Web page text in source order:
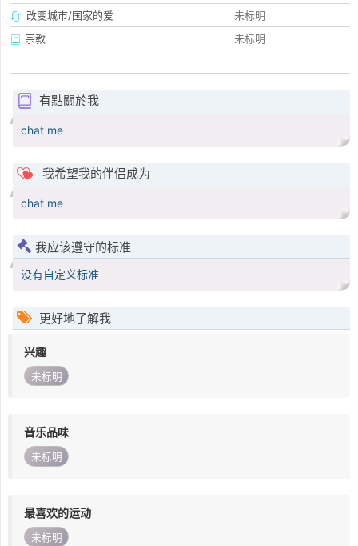
改变城市/国家的爱
未标明
宗教
未标明
有點關於我
chat me
我希望我的伴侣成为
chat me
我应该遵守的标准
没有自定义标准
更好地了解我
兴趣
未标明
音乐品味
未标明
最喜欢的运动
未标明